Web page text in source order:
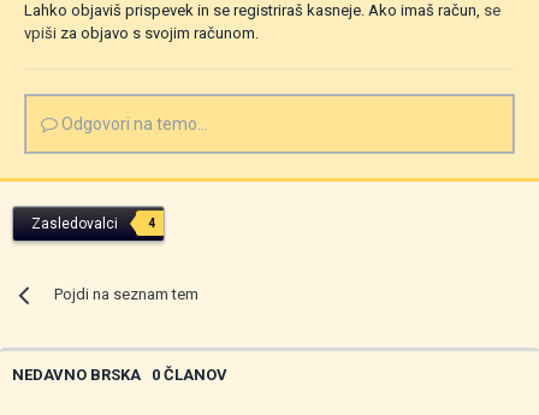
Lahko objaviš prispevek in se registriraš kasneje. Ako imaš račun, se
vpiši za objavo s svojim računom.
Odgovori na temo...
Zasledovalci 4
Pojdi na seznam tem
NEDAVNO BRSKA 0 ČLANOV